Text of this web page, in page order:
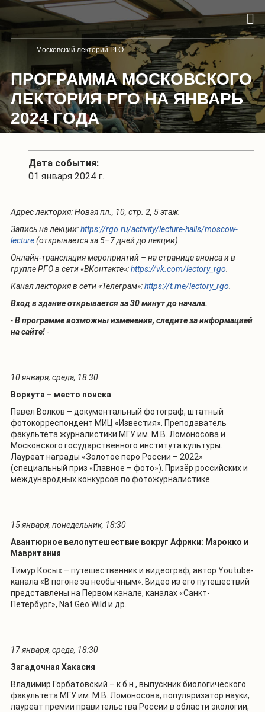
Московский лекторий РГО
ПРОГРАММА МОСКОВСКОГО
ЛЕКТОРИЯ РГО НА ЯНВАРЬ
2024 ГОДА
Дата события:
01 января 2024 г.
Адрес лектория: Новая пл., 10, стр. 2, 5 этаж.
Запись на лекции:https://rgo.ru/activity/lecture-halls/moscow-
lecture(открывается за 5–7 дней до лекции).
Онлайн-трансляция мероприятий – на странице анонса и в
группе РГО в сети «ВКонтакте»:https://vk.com/lectory_rgo
Канал лектория в сети «Телеграм»:https://t.me/lectory_rgo
Вход в здание открывается за 30 минут до начала.
-В программе возможны изменения, следите за информацией
на сайте!-
10 января, среда, 18:30
Воркута – место поиска
Павел Волков – документальный фотограф, штатный
фотокорреспондент МИЦ «Известия». Преподаватель
факультета журналистики МГУ им. М.В. Ломоносова и
Московского государственного института культуры.
Лауреат награды «Золотое перо России – 2022»
(специальный приз «Главное – фото»). Призёр российских и
международных конкурсов по фотожурналистике.
15 января, понедельник, 18:30
Авантюрное велопутешествие вокруг Африки: Марокко и
Мавритания
Тимур Косых – путешественник и видеограф, автор Youtube-
канала «В погоне за необычным». Видео из его путешествий
представлены на Первом канале, каналах «Санкт-
Петербург», Nat Geo Wild и др.
17 января, среда, 18:30
Загадочная Хакасия
Владимир Горбатовский – к.б.н., выпускник биологического
факультета МГУ им. М.В. Ломоносова, популяризатор науки,
лауреат премии правительства России в области экологии,